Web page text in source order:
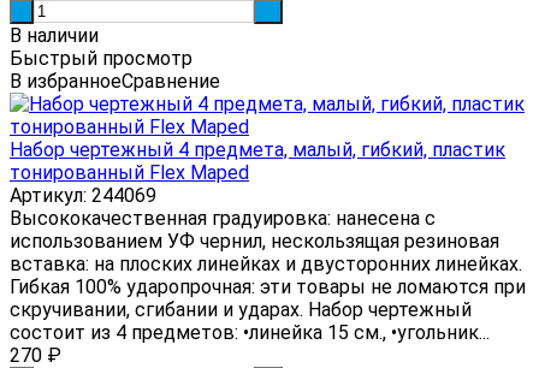
В наличии
Быстрый просмотр
В избранноеСравнение
Набор чертежный 4 предмета, малый, гибкий, пластик
тонированный Flex Maped
Артикул: 244069
Высококачественная градуировка: нанесена с
использованием УФ чернил, нескользящая резиновая
вставка: на плоских линейках и двусторонних линейках.
Гибкая 100% ударопрочная: эти товары не ломаются при
скручивании, сгибании и ударах. Набор чертежный
состоит из 4 предметов: •линейка 15 см., •угольник...
270 ₽